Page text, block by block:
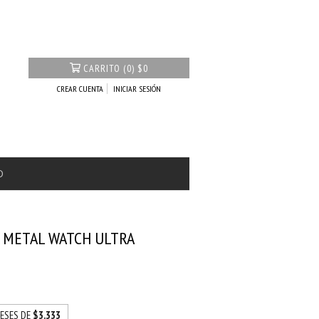
CARRITO (0) $0
CREAR CUENTA INICIAR SESIÓN
WATCH ULTRA
DE $3.333